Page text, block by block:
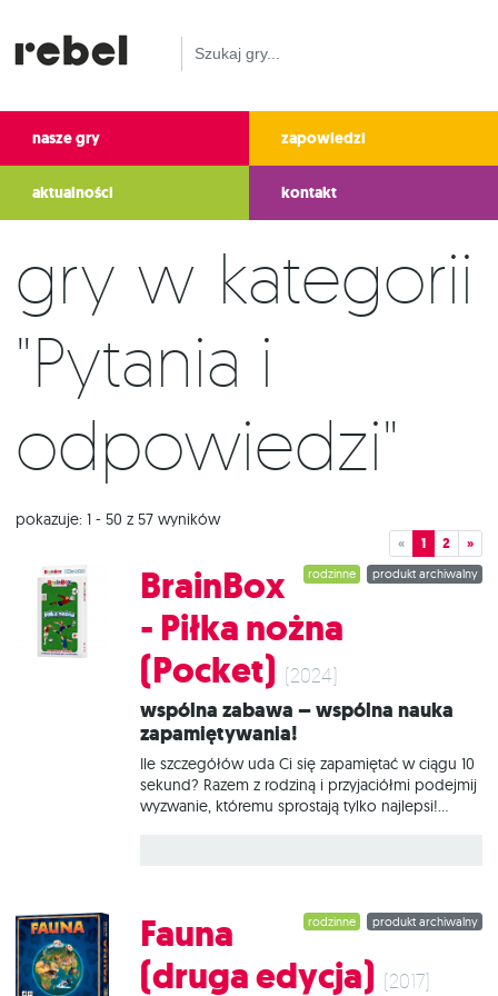
nasze gry zapowiedzi
aktualności kontakt
Gry w kategorii
"Pytania i
odpowiedzi"
pokazuje: 1 - 50 z 57 wyników
« 1 2 »
produkt archiwalny
rodzinne
BrainBox
- Piłka nożna
(Pocket) (2024)
Wspólna zabawa – wspólna nauka
zapamiętywania!
Ile szczegółów uda Ci się zapamiętać w ciągu 10
sekund? Razem z rodziną i przyjaciółmi podejmij
wyzwanie, któremu sprostają tylko najlepsi!
(Pocket) to nie lada wyzwanie dla wszystkich
fanów futbolu. Na 40 kartach znajdziesz 312 pytań
dotyczących słynnych klubów piłkarskich i
najpopularniejszych piłkarzy z całego świata. Na
produkt archiwalny
rodzinne
Fauna
(druga edycja) (2017)